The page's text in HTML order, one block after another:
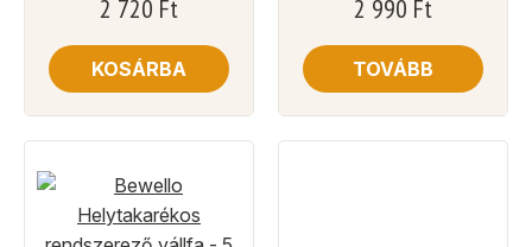
2 720 Ft
KOSÁRBA
2 990 Ft
TOVÁBB